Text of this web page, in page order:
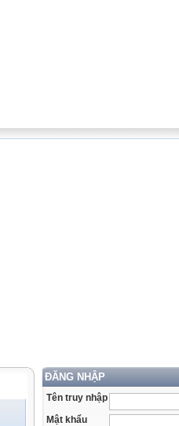
ĐĂNG NHẬP
Tên truy nhập
Mật khẩu